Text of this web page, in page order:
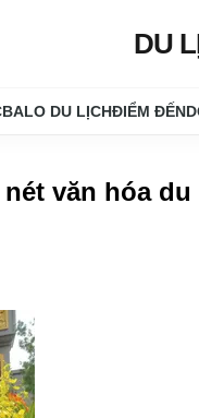
DU
BALO DU LỊCHĐIỂM ĐẾN
văn hóa du